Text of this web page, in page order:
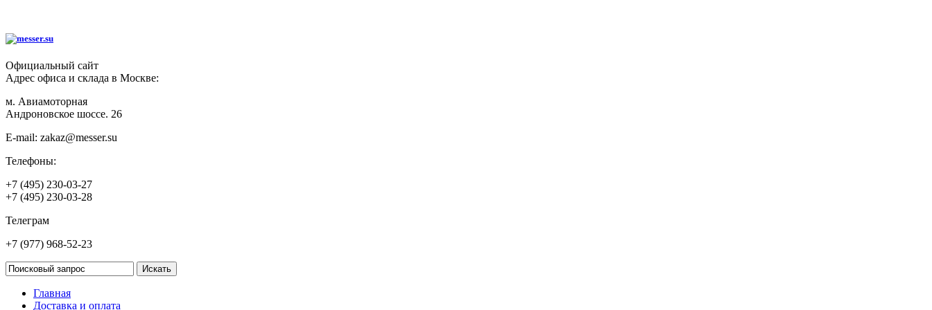
Официальный сайт
Адрес офиса и склада в Москве:
м. Авиамоторная
Андроновское шоссе. 26
E-mail: zakaz@messer.su
Телефоны:
+7 (495) 230-03-27
+7 (495) 230-03-28
Телеграм
+7 (977) 968-52-23
Главная
Доставка и оплата